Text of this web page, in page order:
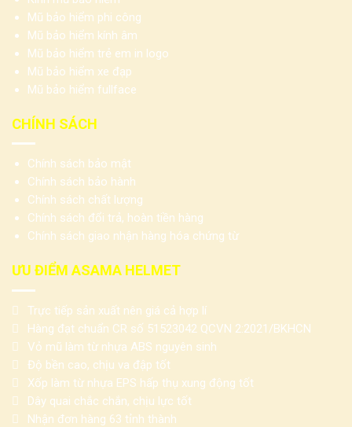
Mũ bảo hiểm phi công
Mũ bảo hiểm kính âm
Mũ bảo hiểm trẻ em in logo
Mũ bảo hiểm xe đạp
Mũ bảo hiểm fullface
CHÍNH SÁCH
Chính sách bảo mật
Chính sách bảo hành
Chính sách chất lượng
Chính sách đổi trả, hoàn tiền hàng
Chính sách giao nhận hàng hóa chứng từ
ƯU ĐIỂM ASAMA HELMET
Trực tiếp sản xuất nên giá cả hợp lí
Hàng đạt chuẩn CR số 51523042 QCVN 2:2021/BKHCN
Vỏ mũ làm từ nhựa ABS nguyên sinh
Độ bền cao, chịu va đập tốt
Xốp làm từ nhựa EPS hấp thụ xung động tốt
Dây quai chắc chắn, chịu lực tốt
Nhận đơn hàng 63 tỉnh thành